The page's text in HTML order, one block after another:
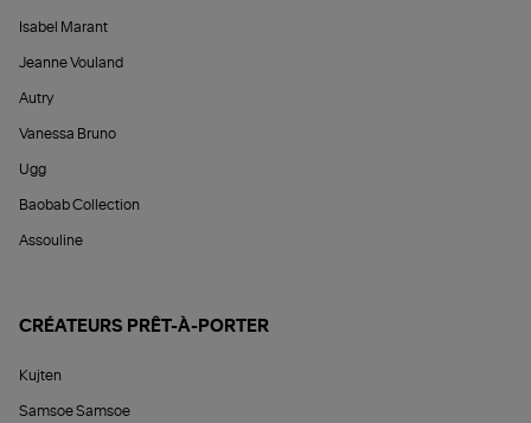
Isabel Marant
Jeanne Vouland
Autry
Vanessa Bruno
Ugg
Baobab Collection
Assouline
CRÉATEURS PRÊT-À-PORTER
Kujten
Samsoe Samsoe